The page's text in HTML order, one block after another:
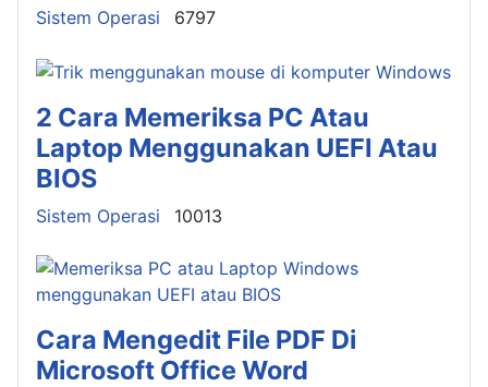
Details
Sistem Operasi 6797
2 Cara Memeriksa PC Atau
Laptop Menggunakan UEFI Atau
BIOS
Details
Sistem Operasi 10013
Cara Mengedit File PDF Di
Microsoft Office Word